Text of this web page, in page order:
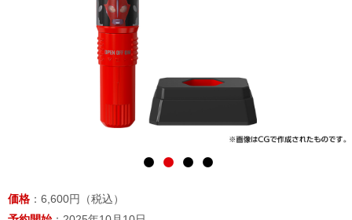
価格 ：6,600円（税込）